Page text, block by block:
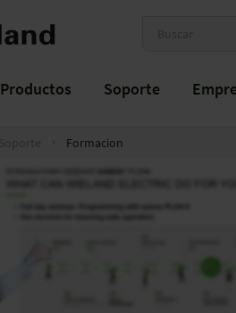
Productos Soporte
Formacion